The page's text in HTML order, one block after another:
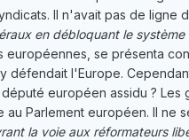
Il n'avait pas de ligne
en débloquant le
européennes, se présenta
défendait l'Europe.
européen assidu ?
Parlement européen. Il ne
la voie aux réformateurs